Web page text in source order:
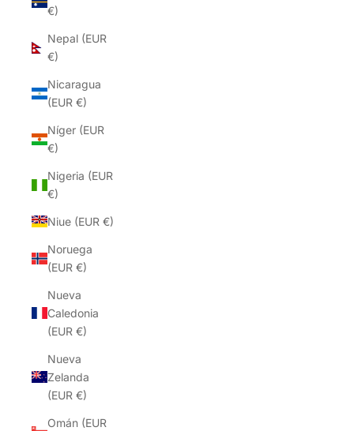
€)
Nepal (EUR
€)
Nicaragua
(EUR €)
Níger (EUR
€)
Nigeria (EUR
€)
Niue (EUR €)
Noruega
(EUR €)
Nueva
Caledonia
(EUR €)
Nueva
Zelanda
(EUR €)
Omán (EUR